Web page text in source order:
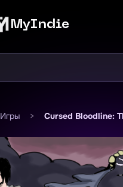
MyIndie
Игры > Cursed Bloodline: